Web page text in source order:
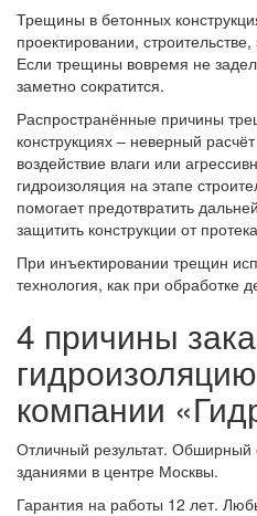
Трещины в бетонных
проектировании,
Если трещины вовремя не
заметно сократится.
Распространённые причины
конструкциях – неверный
воздействие влаги или
гидроизоляция на этапе
помогает предотвратить
защитить конструкции от
При инъектировании трещин
технология, как при
4 причины
компании
Отличный результат. Обширный
зданиями в центре Москвы.
Гарантия на работы 12 лет.